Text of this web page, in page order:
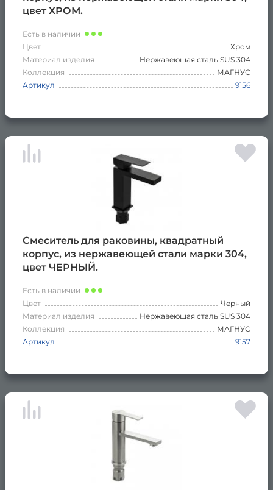
цвет ХРОМ.
Есть в наличии
Цвет
Хром
Материал изделия
Нержавеющая сталь SUS 304
Коллекция
МАГНУС
Артикул
9156
Смеситель для раковины, квадратный
корпус, из нержавеющей стали марки 304,
цвет ЧЕРНЫЙ.
Есть в наличии
Цвет
Черный
Материал изделия
Нержавеющая сталь SUS 304
Коллекция
МАГНУС
Артикул
9157